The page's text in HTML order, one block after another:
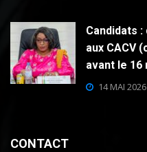
Candidats
aux CACV
avant le 16
14 MAI 2026
CONTACT